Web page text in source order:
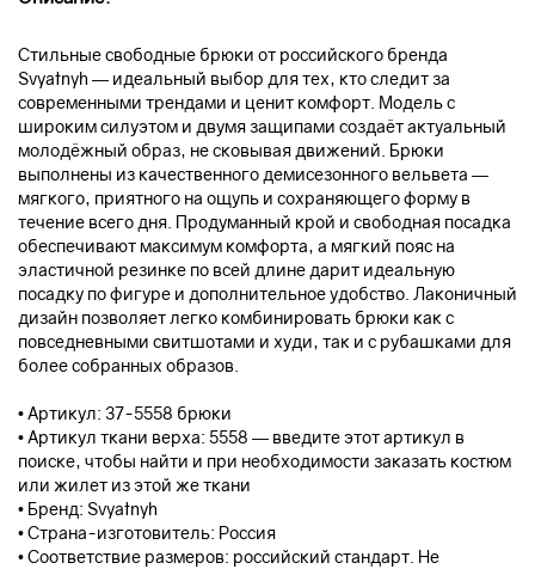
Стильные свободные брюки от российского бренда
Svyatnyh — идеальный выбор для тех, кто следит за
современными трендами и ценит комфорт. Модель с
широким силуэтом и двумя защипами создаёт актуальный
молодёжный образ, не сковывая движений. Брюки
выполнены из качественного демисезонного вельвета —
мягкого, приятного на ощупь и сохраняющего форму в
течение всего дня. Продуманный крой и свободная посадка
обеспечивают максимум комфорта, а мягкий пояс на
эластичной резинке по всей длине дарит идеальную
посадку по фигуре и дополнительное удобство. Лаконичный
дизайн позволяет легко комбинировать брюки как с
повседневными свитшотами и худи, так и с рубашками для
более собранных образов.
• Артикул: 37-5558 брюки
• Артикул ткани верха: 5558 — введите этот артикул в
поиске, чтобы найти и при необходимости заказать костюм
или жилет из этой же ткани
• Бренд: Svyatnyh
• Страна-изготовитель: Россия
• Соответствие размеров: российский стандарт. Не